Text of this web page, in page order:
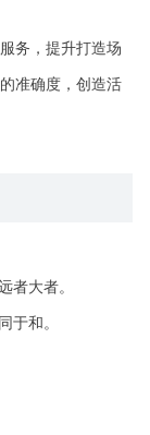
务，提升打造场
准确度，创造活
者大者。
于和。